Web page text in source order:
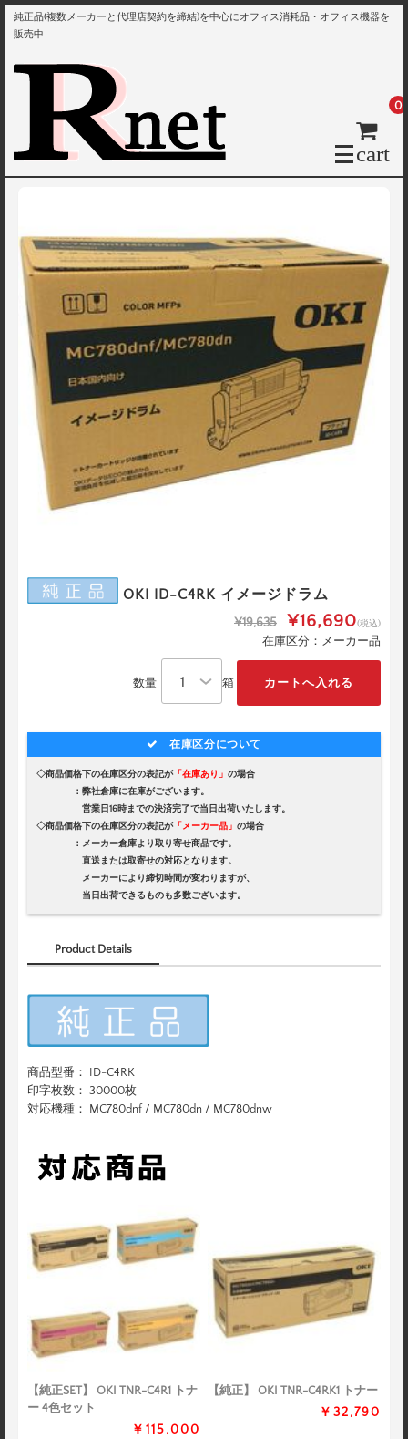
純正品(複数メーカーと代理店契約を締結)を中心にオフィス消耗品・オフィス機器を
販売中
cart
0
OKI ID-C4RK イメージドラム
¥19,635 ¥16,690(税込)
在庫区分：メーカー品
数量 箱
在庫区分について
◇商品価格下の在庫区分の表記が「在庫あり」 の場合
：弊社倉庫に在庫がございます。
営業日16時までの決済完了で当日出荷いたします。
◇商品価格下の在庫区分の表記が「メーカー品」 の場合
：メーカー倉庫より取り寄せ商品です。
直送または取寄せの対応となります。
メーカーにより締切時間が変わりますが、
当日出荷できるものも多数ございます。
Product Details
商品型番： ID-C4RK
印字枚数： 30000枚
対応機種： MC780dnf / MC780dn / MC780dnw
【純正SET】 OKI TNR-C4R1 トナ
ー 4色セット
￥115,000
【純正】 OKI TNR-C4RK1 トナー
￥32,790